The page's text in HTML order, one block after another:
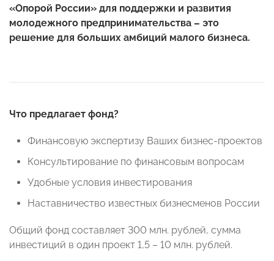
«Опорой России» для поддержки и развития
молодежного предпринимательства – это
решение для больших амбиций малого бизнеса.
Что предлагает фонд?
Финансовую экспертизу Ваших бизнес-проектов
Консультирование по финансовым вопросам
Удобные условия инвестирования
Наставничество известных бизнесменов России
Общий фонд составляет 300 млн. рублей, сумма
инвестиций в один проект 1,5 – 10 млн. рублей.